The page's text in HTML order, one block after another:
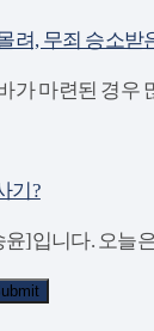
려, 무죄 승소받
가 마련된 경
기?
]입니다. 오늘